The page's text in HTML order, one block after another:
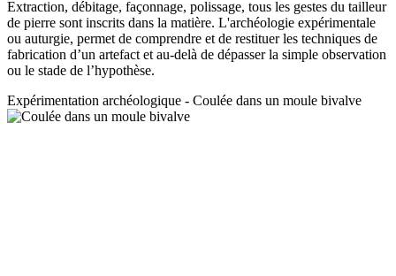
Extraction, débitage, façonnage, polissage, tous les gestes du tailleur
de pierre sont inscrits dans la matière. L'archéologie expérimentale
ou auturgie, permet de comprendre et de restituer les techniques de
fabrication d’un artefact et au-delà de dépasser la simple observation
ou le stade de l’hypothèse.
Expérimentation archéologique - Coulée dans un moule bivalve